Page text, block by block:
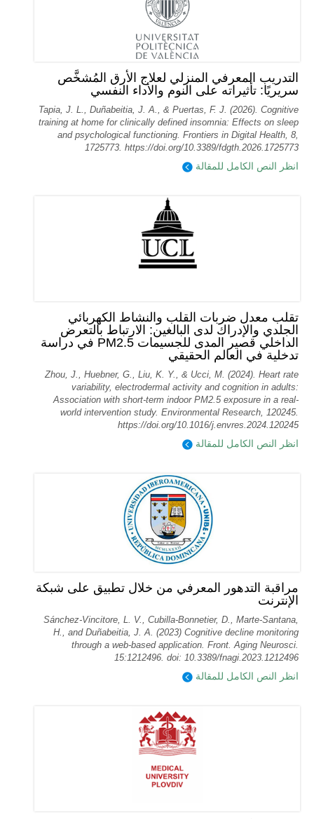
التدريب المعرفي المنزلي لعلاج الأرق المُشخَّص
سريريًا: تأثيراته على النوم والأداء النفسي
Tapia, J. L., Duñabeitia, J. A., & Puertas, F. J. (2026). Cognitive
training at home for clinically defined insomnia: Effects on sleep
and psychological functioning. Frontiers in Digital Health, 8,
1725773. https://doi.org/10.3389/fdgth.2026.1725773
انظر النص الكامل للمقالة
تقلب معدل ضربات القلب والنشاط الكهربائي
الجلدي والإدراك لدى البالغين: الارتباط بالتعرض
الداخلي قصير المدى للجسيمات PM2.5 في دراسة
تدخلية في العالم الحقيقي
Zhou, J., Huebner, G., Liu, K. Y., & Ucci, M. (2024). Heart rate
variability, electrodermal activity and cognition in adults:
Association with short-term indoor PM2.5 exposure in a real-
world intervention study. Environmental Research, 120245.
https://doi.org/10.1016/j.envres.2024.120245
انظر النص الكامل للمقالة
مراقبة التدهور المعرفي من خلال تطبيق على شبكة
الإنترنت
Sánchez-Vincitore, L. V., Cubilla-Bonnetier, D., Marte-Santana,
H., and Duñabeitia, J. A. (2023) Cognitive decline monitoring
through a web-based application. Front. Aging Neurosci.
15:1212496. doi: 10.3389/fnagi.2023.1212496
انظر النص الكامل للمقالة